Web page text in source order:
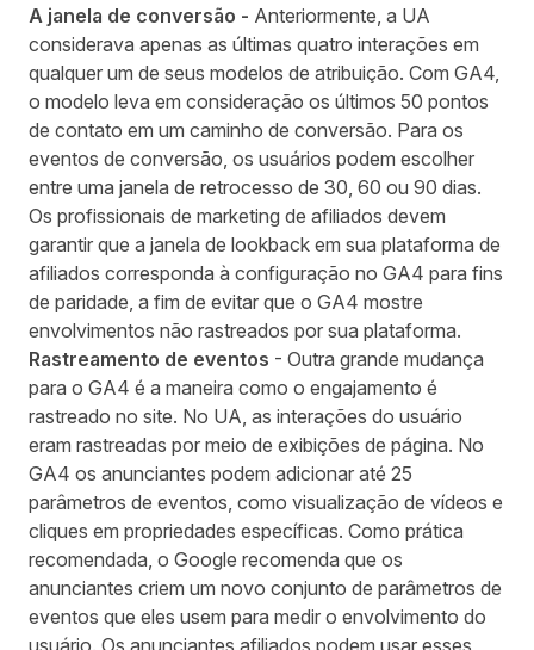
A janela de conversão - Anteriormente, a UA
considerava apenas as últimas quatro interações em
qualquer um de seus modelos de atribuição. Com GA4,
o modelo leva em consideração os últimos 50 pontos
de contato em um caminho de conversão. Para os
eventos de conversão, os usuários podem escolher
entre uma janela de retrocesso de 30, 60 ou 90 dias.
Os profissionais de marketing de afiliados devem
garantir que a janela de lookback em sua plataforma de
afiliados corresponda à configuração no GA4 para fins
de paridade, a fim de evitar que o GA4 mostre
envolvimentos não rastreados por sua plataforma.
Rastreamento de eventos - Outra grande mudança
para o GA4 é a maneira como o engajamento é
rastreado no site. No UA, as interações do usuário
eram rastreadas por meio de exibições de página. No
GA4 os anunciantes podem adicionar até 25
parâmetros de eventos, como visualização de vídeos e
cliques em propriedades específicas. Como prática
recomendada, o Google recomenda que os
anunciantes criem um novo conjunto de parâmetros de
eventos que eles usem para medir o envolvimento do
usuário. Os anunciantes afiliados podem usar esses